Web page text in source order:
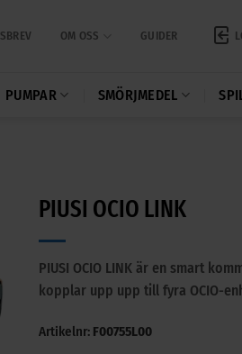
OM OSS GUIDER
PUMPAR SMÖRJMEDEL
PIUSI OCIO LINK
PIUSI OCIO LINK är en smart
kopplar upp upp till fyra OCIO-
Artikelnr: F00755L00